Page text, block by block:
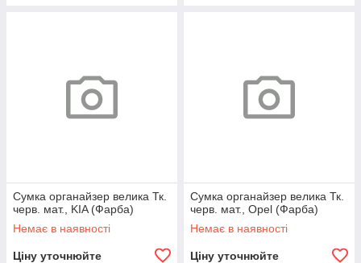
Сумка органайзер велика Тк.
черв. мат., KIA (Фарба)
Немає в наявності
Ціну уточнюйте
Сумка органайзер велика Тк.
черв. мат., Opel (Фарба)
Немає в наявності
Ціну уточнюйте